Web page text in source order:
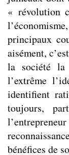
« révolution
principaux
aisément,
la société la
l’extrême
identifient
toujours,
bénéfices de